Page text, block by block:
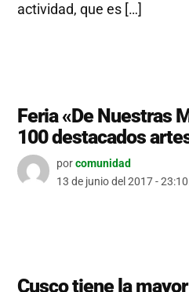
actividad, que es […]
Feria «De Nuestras
100 destacados
porcomunidad
13 de junio del 2017 -
Cusco tiene la